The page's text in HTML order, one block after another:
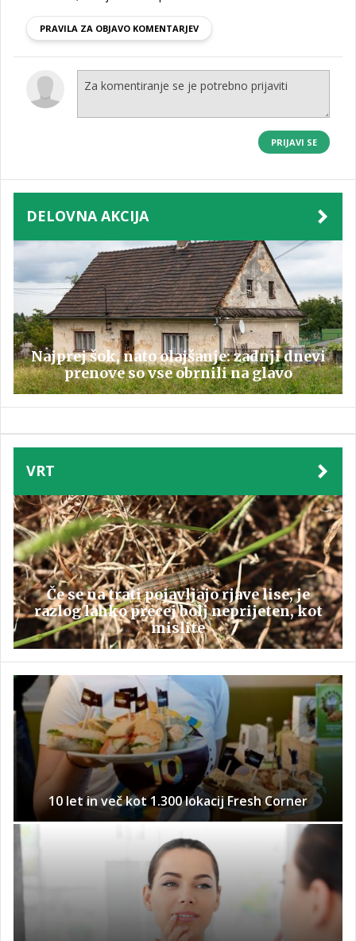
PRAVILA ZA OBJAVO KOMENTARJEV
PRIJAVI SE
DELOVNA AKCIJA
Najprej šok, nato olajšanje: zadnji dnevi
prenove so vse obrnili na glavo
VRT
Če se na trati pojavljajo rjave lise, je
razlog lahko precej bolj neprijeten, kot
mislite
10 let in več kot 1.300 lokacij Fresh Corner